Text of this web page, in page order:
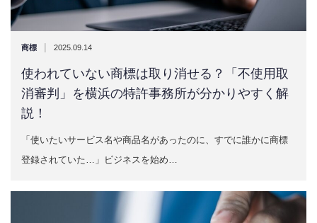
商標 | 2025.09.14
使われていない商標は取り消せる？「不使用取
消審判」を横浜の特許事務所が分かりやすく解
説！
「使いたいサービス名や商品名があったのに、すでに誰かに商標
登録されていた…」ビジネスを始め…